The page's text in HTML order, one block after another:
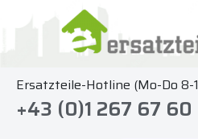
springen
Ersatzteile-Hotline (Mo-Do 8-
+43 (0)1 267 67 60